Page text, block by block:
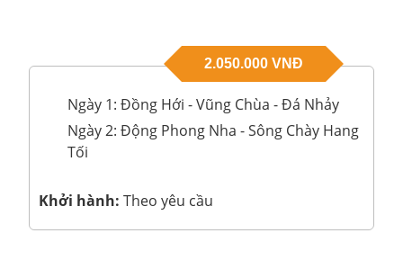
2.050.000 VNĐ
Ngày 1: Đồng Hới - Vũng Chùa - Đá Nhảy
Ngày 2: Động Phong Nha - Sông Chày Hang
Tối
Khởi hành: Theo yêu cầu